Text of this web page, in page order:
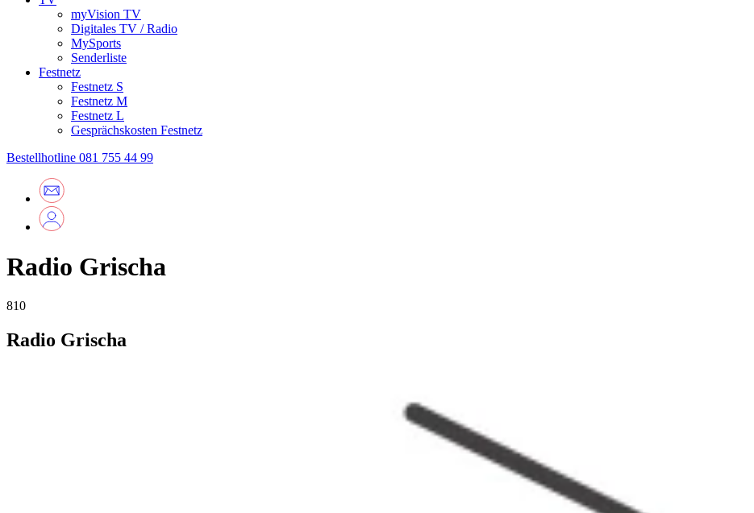
myVision TV
Digitales TV / Radio
MySports
Senderliste
Festnetz
Festnetz S
Festnetz M
Festnetz L
Gesprächskosten Festnetz
Bestellhotline 081 755 44 99
Radio Grischa
810
Radio Grischa